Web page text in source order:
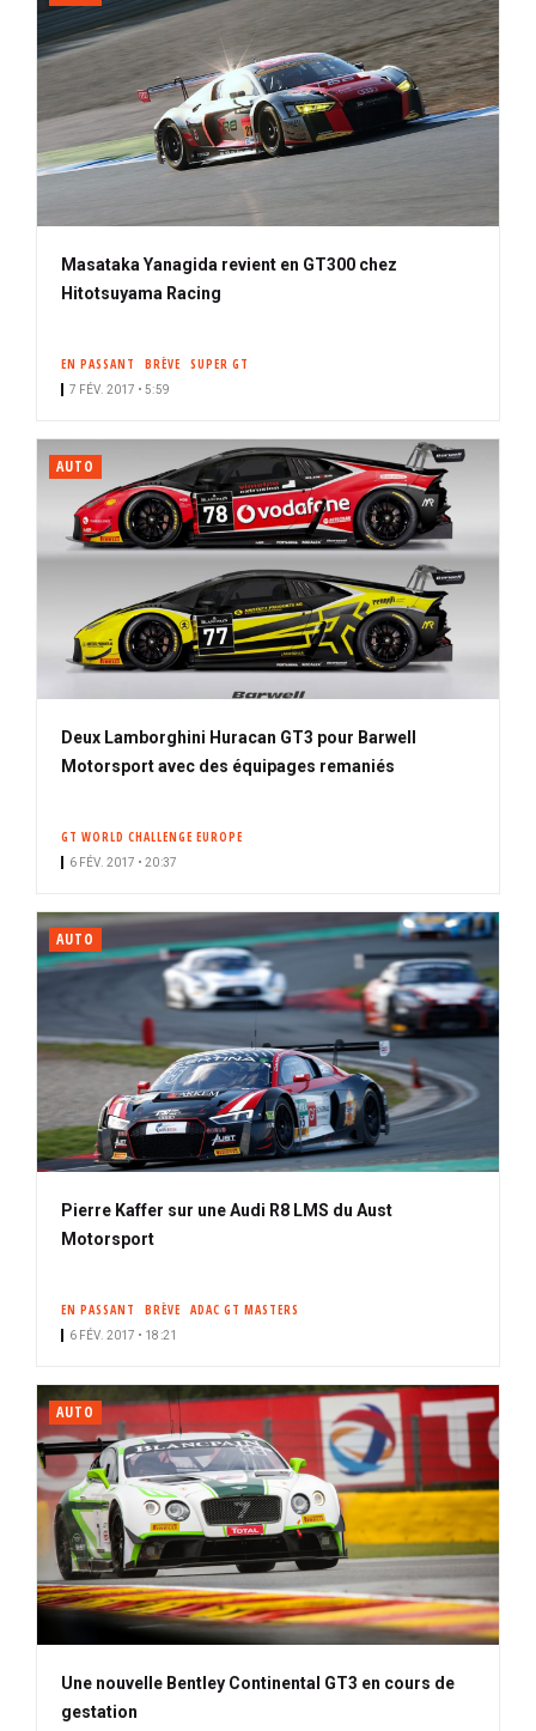
Masataka Yanagida revient en GT300 chez
Hitotsuyama Racing
EN PASSANT BRÈVE SUPER GT
7 FÉV. 2017 • 5:59
AUTO
Deux Lamborghini Huracan GT3 pour Barwell
Motorsport avec des équipages remaniés
GT WORLD CHALLENGE EUROPE
6 FÉV. 2017 • 20:37
AUTO
Pierre Kaffer sur une Audi R8 LMS du Aust
Motorsport
EN PASSANT BRÈVE ADAC GT MASTERS
6 FÉV. 2017 • 18:21
AUTO
Une nouvelle Bentley Continental GT3 en cours de
gestation